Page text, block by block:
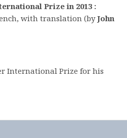
Prize in 2013 :
with translation (byJohn
International Prize for his